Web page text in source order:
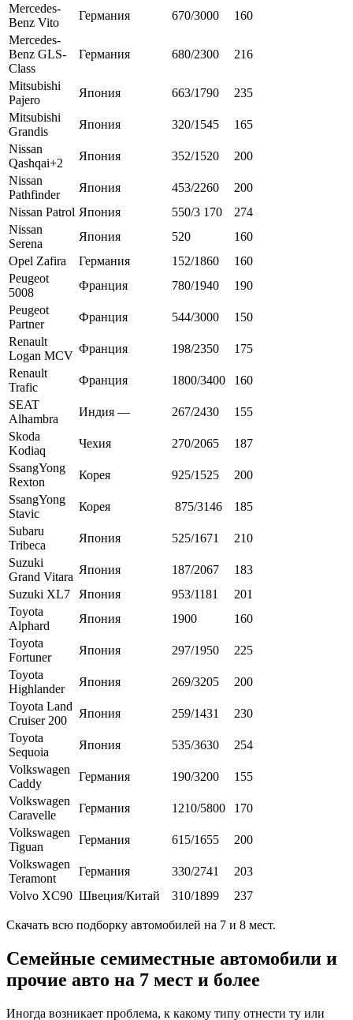
Mercedes-
Benz Vito
Германия 670/3000
160
Mercedes-
Benz GLS-
Class
Германия 680/2300 216
Mitsubishi
Pajero
Япония 663/1790
235
Mitsubishi
Grandis
Япония 320/1545
165
Nissan
Qashqai+2
Япония 352/1520
200
Nissan
Pathfinder
Япония 453/2260
200
Nissan Patrol Япония 550/3 170
274
Nissan
Serena
Япония 520
160
Opel Zafira
Германия 152/1860
160
Peugeot
5008
Франция 780/1940
190
Peugeot
Partner
Франция 544/3000
150
Renault
Logan MCV
Франция 198/2350
175
Renault
Trafic
Франция 1800/3400
160
SEAT
Alhambra
Индия — 267/2430
155
Skoda
Kodiaq
Чехия 270/2065
187
SsangYong
Rexton
Корея 925/1525
200
SsangYong
Stavic
Корея 875/3146
185
Subaru
Tribeca
Япония 525/1671
210
Suzuki
Grand Vitara
Япония 187/2067
183
Suzuki XL7
Япония 953/1181
201
Toyota
Alphard
Япония 1900
160
Toyota
Fortuner
Япония 297/1950
225
Toyota
Highlander
Япония 269/3205
200
Toyota Land
Cruiser 200
Япония 259/1431
230
Toyota
Sequoia
Япония 535/3630
254
Volkswagen
Caddy
Германия 190/3200
155
Volkswagen
Caravelle
Германия 1210/5800
170
Volkswagen
Tiguan
Германия 615/1655
200
Volkswagen
Teramont
Германия 330/2741
203
Volvo XC90 Швеция/Китай 310/1899 237
Скачать всю подборку автомобилей на 7 и 8 мест.
Семейные семиместные автомобили и
прочие авто на 7 мест и более
Иногда возникает проблема, к какому типу отнести ту или